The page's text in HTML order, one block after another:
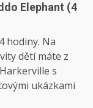
Elephant (4
hodiny. Na
dětí máte z
s
ukázkami